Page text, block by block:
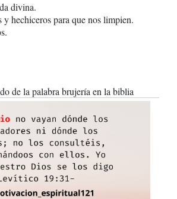
divina.
hechiceros para que nos limpien.
de la palabra brujería en la biblia